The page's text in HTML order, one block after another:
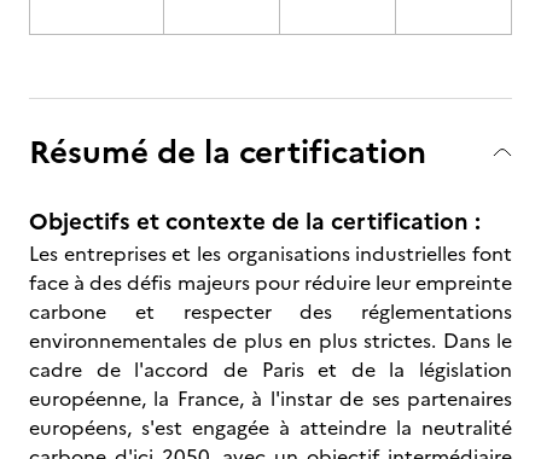
Résumé de la certification
Objectifs et contexte de la certification :
Les entreprises et les organisations industrielles font
face à des défis majeurs pour réduire leur empreinte
carbone et respecter des réglementations
environnementales de plus en plus strictes. Dans le
cadre de l'accord de Paris et de la législation
européenne, la France, à l'instar de ses partenaires
européens, s'est engagée à atteindre la neutralité